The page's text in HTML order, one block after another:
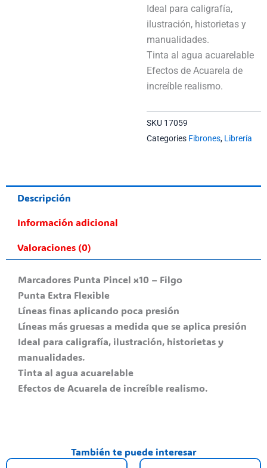
Ideal para caligrafía,
ilustración, historietas y
manualidades.
Tinta al agua acuarelable
Efectos de Acuarela de
increíble realismo.
SKU 17059
Categories Fibrones, Librería
Descripción
Información adicional
Valoraciones (0)
Marcadores Punta Pincel x10 – Filgo
Punta Extra Flexible
Líneas finas aplicando poca presión
Líneas más gruesas a medida que se aplica presión
Ideal para caligrafía, ilustración, historietas y
manualidades.
Tinta al agua acuarelable
Efectos de Acuarela de increíble realismo.
También te puede interesar